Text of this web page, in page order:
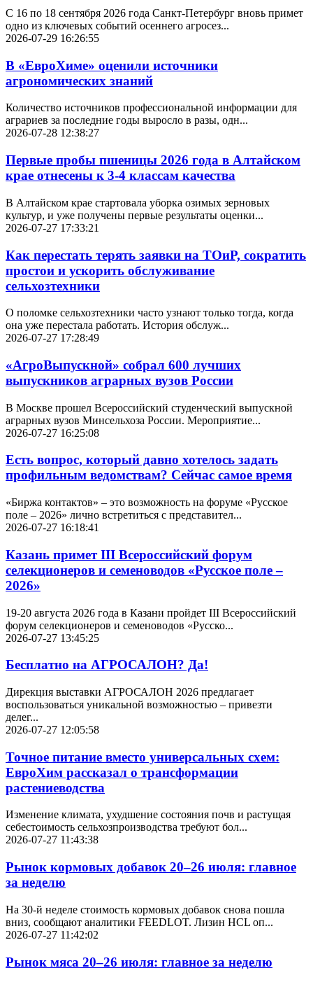
С 16 по 18 сентября 2026 года Санкт-Петербург вновь примет
одно из ключевых событий осеннего агросез...
2026-07-29 16:26:55
В «ЕвроХиме» оценили источники
агрономических знаний
Количество источников профессиональной информации для
аграриев за последние годы выросло в разы, одн...
2026-07-28 12:38:27
Первые пробы пшеницы 2026 года в Алтайском
крае отнесены к 3-4 классам качества
В Алтайском крае стартовала уборка озимых зерновых
культур, и уже получены первые результаты оценки...
2026-07-27 17:33:21
Как перестать терять заявки на ТОиР, сократить
простои и ускорить обслуживание
сельхозтехники
О поломке сельхозтехники часто узнают только тогда, когда
она уже перестала работать. История обслуж...
2026-07-27 17:28:49
«АгроВыпускной» собрал 600 лучших
выпускников аграрных вузов России
В Москве прошел Всероссийский студенческий выпускной
аграрных вузов Минсельхоза России. Мероприятие...
2026-07-27 16:25:08
Есть вопрос, который давно хотелось задать
профильным ведомствам? Сейчас самое время
«Биржа контактов» – это возможность на форуме «Русское
поле – 2026» лично встретиться с представител...
2026-07-27 16:18:41
Казань примет III Всероссийский форум
селекционеров и семеноводов «Русское поле –
2026»
19-20 августа 2026 года в Казани пройдет III Всероссийский
форум селекционеров и семеноводов «Русско...
2026-07-27 13:45:25
Бесплатно на АГРОСАЛОН? Да!
Дирекция выставки АГРОСАЛОН 2026 предлагает
воспользоваться уникальной возможностью – привезти
делег...
2026-07-27 12:05:58
Точное питание вместо универсальных схем:
ЕвроХим рассказал о трансформации
растениеводства
Изменение климата, ухудшение состояния почв и растущая
себестоимость сельхозпроизводства требуют бол...
2026-07-27 11:43:38
Рынок кормовых добавок 20–26 июля: главное
за неделю
На 30-й неделе стоимость кормовых добавок снова пошла
вниз, сообщают аналитики FEEDLOT. Лизин HCL оп...
2026-07-27 11:42:02
Рынок мяса 20–26 июля: главное за неделю